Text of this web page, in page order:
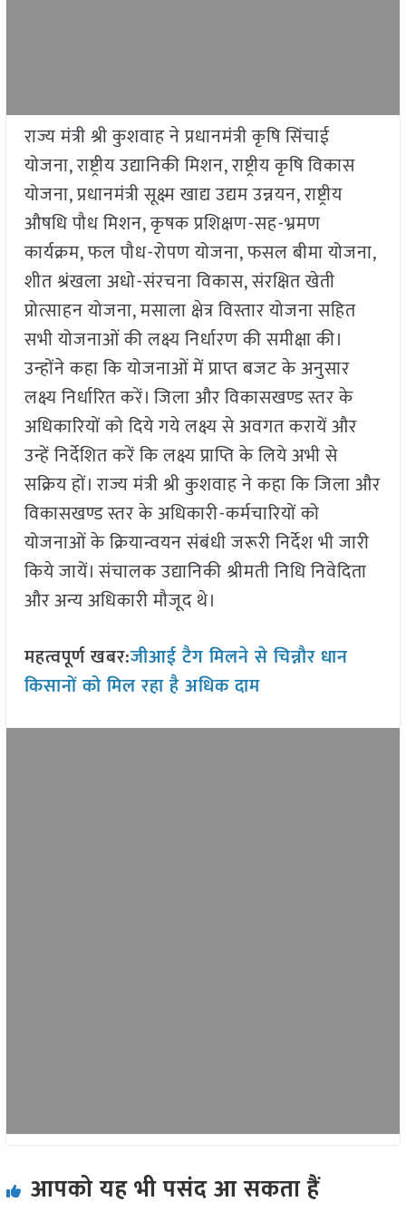
राज्य मंत्री श्री कुशवाह ने प्रधानमंत्री कृषि सिंचाई
योजना, राष्ट्रीय उद्यानिकी मिशन, राष्ट्रीय कृषि विकास
योजना, प्रधानमंत्री सूक्ष्म खाद्य उद्यम उन्नयन, राष्ट्रीय
औषधि पौध मिशन, कृषक प्रशिक्षण-सह-भ्रमण
कार्यक्रम, फल पौध-रोपण योजना, फसल बीमा योजना,
शीत श्रंखला अधो-संरचना विकास, संरक्षित खेती
प्रोत्साहन योजना, मसाला क्षेत्र विस्तार योजना सहित
सभी योजनाओं की लक्ष्य निर्धारण की समीक्षा की।
उन्होंने कहा कि योजनाओं में प्राप्त बजट के अनुसार
लक्ष्य निर्धारित करें। जिला और विकासखण्ड स्तर के
अधिकारियों को दिये गये लक्ष्य से अवगत करायें और
उन्हें निर्देशित करें कि लक्ष्य प्राप्ति के लिये अभी से
सक्रिय हों। राज्य मंत्री श्री कुशवाह ने कहा कि जिला और
विकासखण्ड स्तर के अधिकारी-कर्मचारियों को
योजनाओं के क्रियान्वयन संबंधी जरूरी निर्देश भी जारी
किये जायें। संचालक उद्यानिकी श्रीमती निधि निवेदिता
और अन्य अधिकारी मौजूद थे।
महत्वपूर्ण खबर:जीआई टैग मिलने से चिन्नौर धान
किसानों को मिल रहा है अधिक दाम
आपको यह भी पसंद आ सकता हैं